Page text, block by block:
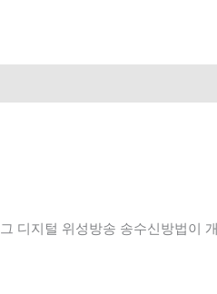
디지털 위성방송 송수신방법이